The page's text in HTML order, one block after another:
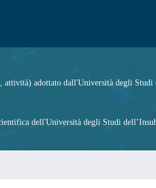
attività) adottato dall'Università degli Studi
dell'Università degli Studi